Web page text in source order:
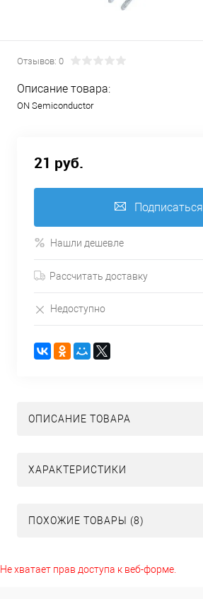
Отзывов: 0
Описание товара:
ON Semiconductor
21 руб.
Подписаться
Нашли дешевле
Рассчитать доставку
Недоступно
ОПИСАНИЕ ТОВАРА
ХАРАКТЕРИСТИКИ
ПОХОЖИЕ ТОВАРЫ (8)
Не хватает прав доступа к веб-форме.